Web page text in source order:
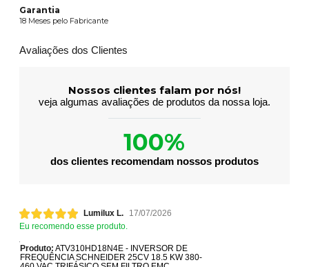
Garantia
18 Meses pelo Fabricante
Avaliações dos Clientes
Nossos clientes falam por nós!
veja algumas avaliações de produtos da nossa loja.
100%
dos clientes recomendam nossos produtos
Lumilux L.
17/07/2026
Eu recomendo esse produto.
Produto: ATV310HD18N4E - INVERSOR DE
FREQUÊNCIA SCHNEIDER 25CV 18.5 KW 380-